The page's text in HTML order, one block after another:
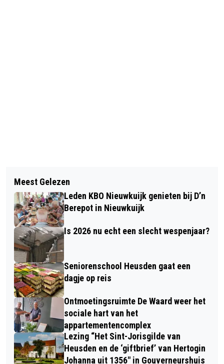
BOLLENTEELT: WIE NEEMT NU ECHT
ACTIE?
TOEKOMSTIGE BEWONERS VAN HET
CPO-PROJECT GORSEN II IN ELSHOUT
LEGGEN DE EERSTE STEEN
Meest Gelezen
Leden KBO Nieuwkuijk genieten bij D’n
Berepot in Nieuwkuijk
Is 2026 nu echt een slecht wespenjaar?
Seniorenschool Heusden gaat een
dagje op reis
Ontmoetingsruimte De Waard weer het
sociale hart van het
appartementencomplex
Lezing “Het Sint-Jorisgilde van
Heusden en de ‘giftbrief’ van Hertogin
Johanna uit 1356" in Gouverneurshuis